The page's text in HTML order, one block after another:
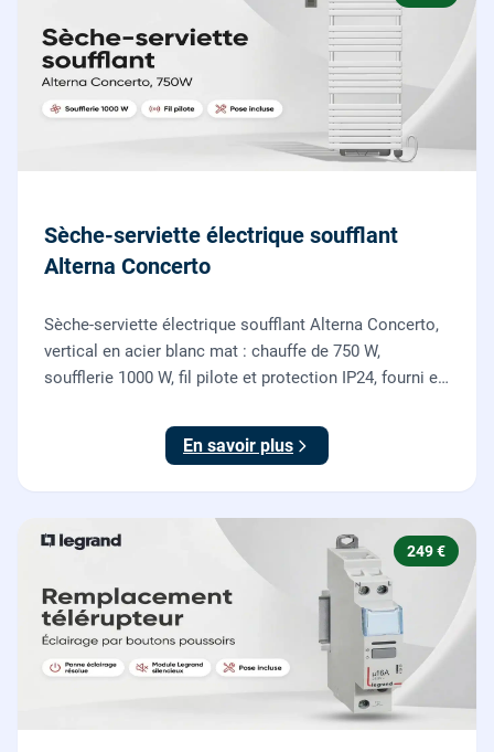
Sèche-serviette électrique soufflant
Alterna Concerto
Sèche-serviette électrique soufflant Alterna Concerto,
vertical en acier blanc mat : chauffe de 750 W,
soufflerie 1000 W, fil pilote et protection IP24, fourni et
En savoir plus
249 €